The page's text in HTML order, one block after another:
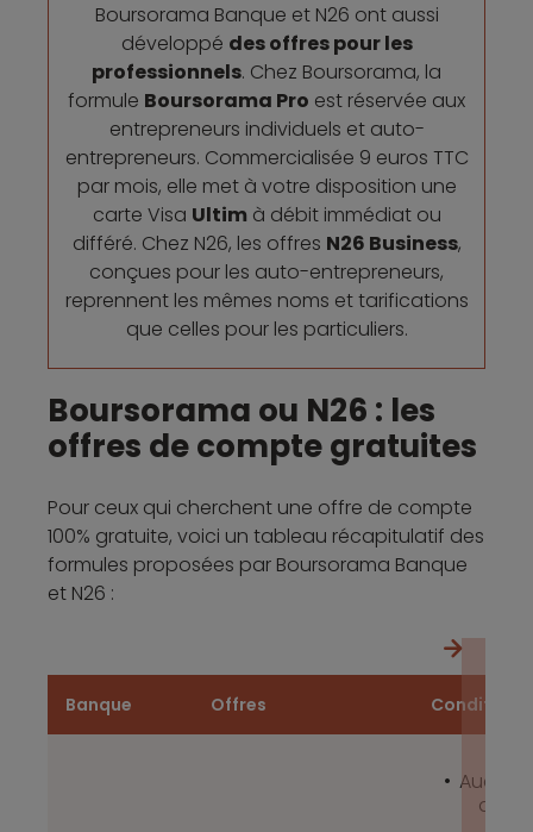
Boursorama Banque et N26 ont aussi
développé des offres pour les
professionnels. Chez Boursorama, la
formule Boursorama Pro est réservée aux
entrepreneurs individuels et auto-
entrepreneurs. Commercialisée 9 euros TTC
par mois, elle met à votre disposition une
carte Visa Ultim à débit immédiat ou
différé. Chez N26, les offres N26 Business,
conçues pour les auto-entrepreneurs,
reprennent les mêmes noms et tarifications
que celles pour les particuliers.
Boursorama ou N26 : les
offres de compte gratuites
Pour ceux qui cherchent une offre de compte
100% gratuite, voici un tableau récapitulatif des
formules proposées par Boursorama Banque
et N26 :
Banque Offres Conditions
de